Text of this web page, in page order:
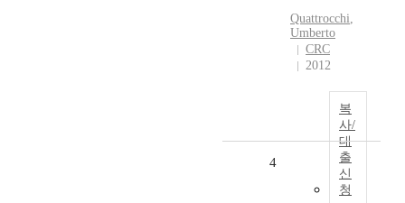
Quattrocchi,
Umberto
CRC
2012
복
사/
대
출
신
청
4